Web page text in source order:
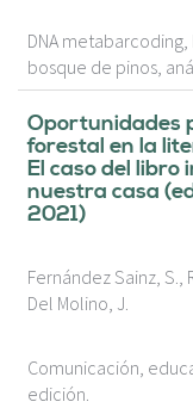
DNA
bosque de pinos,
Oportunidades
forestal en la
El caso del libro
nuestra casa
2021)
Fernández Sainz, S.,
Del Molino, J.
Comunicación,
edición.